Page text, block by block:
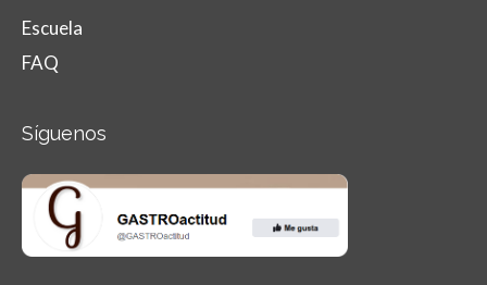
Escuela
FAQ
Síguenos